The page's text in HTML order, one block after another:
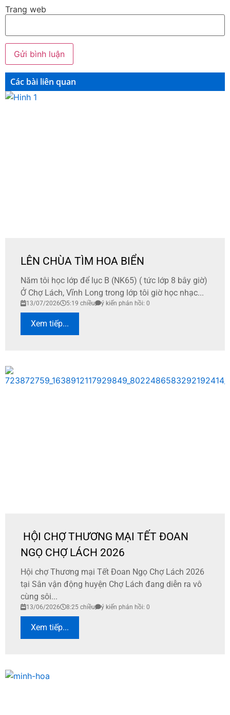
Trang web
Các bài liên quan
LÊN CHÙA TÌM HOA BIỂN
Năm tôi học lớp để lục B (NK65) ( tức lớp 8 bây giờ)
Ở Chợ Lách, Vĩnh Long trong lớp tôi giờ học nhạc...
13/07/2026 5:19 chiều ý kiến phản hồi: 0
Xem tiếp...
HỘI CHỢ THƯƠNG MẠI TẾT ĐOAN
NGỌ CHỢ LÁCH 2026
​Hội chợ Thương mại Tết Đoan Ngọ Chợ Lách 2026
tại Sân vận động huyện Chợ Lách đang diễn ra vô
cùng sôi...
13/06/2026 8:25 chiều ý kiến phản hồi: 0
Xem tiếp...